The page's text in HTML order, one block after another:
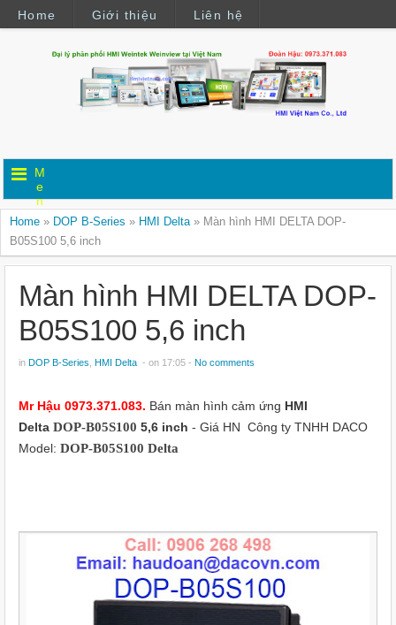
Home Giới thiệu Liên hệ
M
e
n
Home » DOP B-Series » HMI Delta» Màn hình HMI DELTA DOP-
B05S100 5,6 inch
Màn hình HMI DELTA DOP-
B05S100 5,6 inch
in DOP B-Series HMI Delta - on 17:05 - No comments
Mr Hậu 0973.371.083. Bán màn hình cảm ứng HMI
Delta DOP-B05S100 5,6 inch - Giá HN Công ty TNHH DACO
Model: DOP-B05S100 Delta